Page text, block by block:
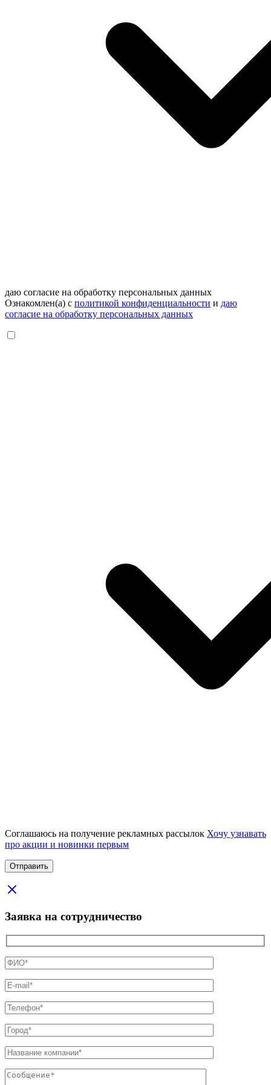
даю согласие на обработку персональных данных
Ознакомлен(а) с политикой конфиденциальности и даю
согласие на обработку персональных данных
Соглашаюсь на получение рекламных рассылок Хочу узнавать
про акции и новинки первым
Заявка на сотрудничество